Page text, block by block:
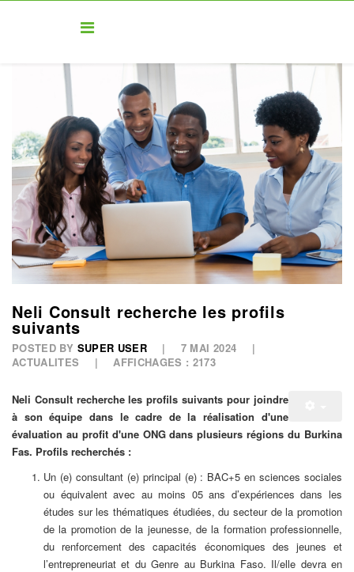
Neli Consult recherche les profils
suivants
POSTED BY SUPER USER
7 MAI 2024
ACTUALITES
AFFICHAGES : 2173
Neli Consult recherche les profils suivants pour joindre
à son équipe dans le cadre de la réalisation d'une
évaluation au profit d'une ONG dans plusieurs régions du Burkina
Fas. Profils recherchés :
Un (e) consultant (e) principal (e) : BAC+5 en sciences sociales
ou équivalent avec au moins 05 ans d’expériences dans les
études sur les thématiques étudiées, du secteur de la promotion
de la promotion de la jeunesse, de la formation professionnelle,
du renforcement des capacités économiques des jeunes et
l’entrepreneuriat et du Genre au Burkina Faso. Il/elle devra en